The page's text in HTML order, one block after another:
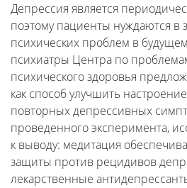
Депрессия является
поэтому пациенты нуждаются в
психических проблем в
психиатры Центра по
психического здоровья
как способ улучшить
повторных депрессивных
проведенного эксперимента,
к выводу: медитация
защиты против рецидивов
лекарственные